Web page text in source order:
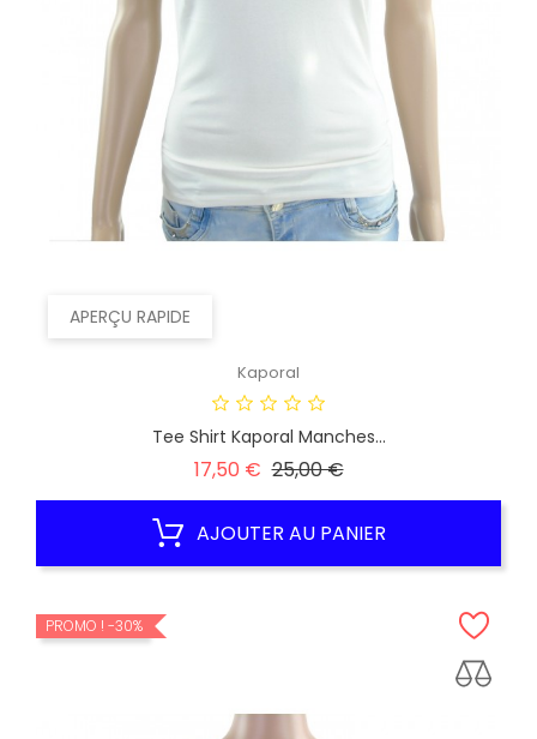
APERÇU RAPIDE
Kaporal
Tee Shirt Kaporal Manches...
17,50 € Prix
25,00 €Prix
AJOUTER AU PANIER
PROMO ! -30%